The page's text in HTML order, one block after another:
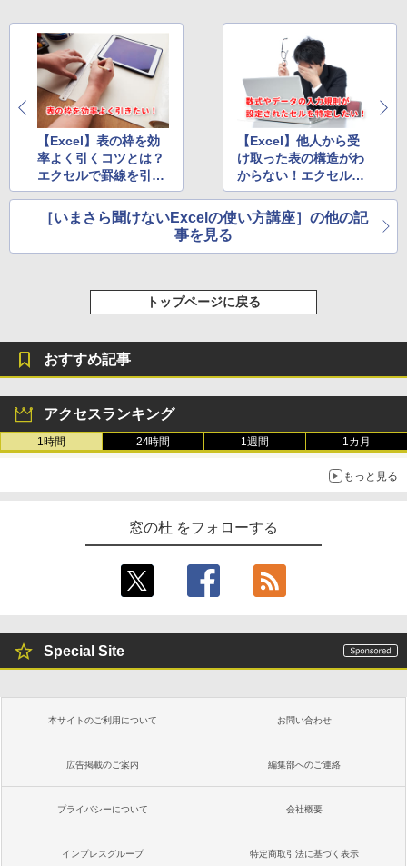
ClaudeCode いちばんやさしい 教科書:
非エンジニア 初心者 素人 でも安心 使い
方 マニュアル AI副業にもコンテンツ作成
にもKindle出版にも！ 非エンジニアのた
めのAIコーディング入門シリーズ
￥99
AIイラスト表現辞典: 思い通りの絵を引き
出す プロンプトの言葉 AI画像生成シリー
ズ (はぴーイラストLabo)
￥480
FM TOWNS ハイパー・カタログ: 本体ハ
ードウェア・市販ソフトウェアのパーフ
￥27,980
Amazon Kindle Paperwhite (16GB) 7イ
ンチディスプレイ、色調調節ライト、12
週間持続バッテリー、広告なし、ブラッ
ク
￥22,980
Amazon Kindle Colorsoft | 16GBストレ
ージ、防水、7インチカラーディスプレ
イ、色調調節ライト、最大8週間持続バッ
売)
New Amazon Kindle Scribe Colorsoft |
レージ、ノート機能搭載、明るさ自動調
整、色調調節ライト、プレミアムペン付
き、グラファイト
【Excel】表の枠を効
率よく引くコツとは？
エクセルで罫線を引く
時に困らないための4
つの鉄則
【Excel】他人から受
け取った表の構造がわ
からない！エクセルで
数式やデータの入力規
則が設定されたセルを
特定するテク
［いまさら聞けないExcelの使い方講座］の他の記
事を見る
トップページに戻る
おすすめ記事
アクセスランキング
1時間 24時間 1週間 1カ月
もっと見る
窓の杜 をフォローする
Special Site
本サイトのご利用について お問い合わせ
広告掲載のご案内 編集部へのご連絡
プライバシーについて 会社概要
インプレスグループ 特定商取引法に基づく表示